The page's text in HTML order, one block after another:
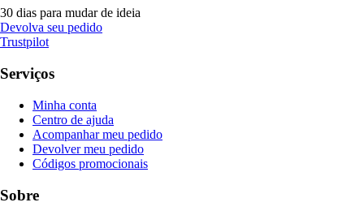
30 dias para mudar de ideia
Devolva seu pedido
Trustpilot
Serviços
Minha conta
Centro de ajuda
Acompanhar meu pedido
Devolver meu pedido
Códigos promocionais
Sobre